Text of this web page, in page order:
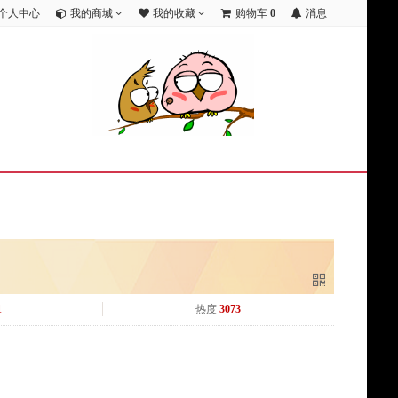
人中心 我的商城 我的收藏 购物车 0 消息
热度 3073